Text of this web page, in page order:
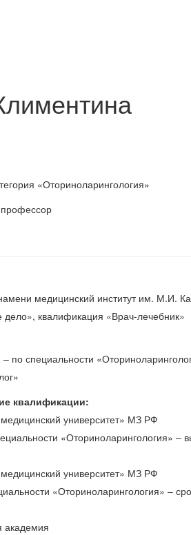
«Оториноларингология»
медицинский институт им. М.И.
квалификация «Врач-лечебник»
по специальности
квалификации:
университет» МЗ РФ
«Оториноларингология» –
университет» МЗ РФ
«Оториноларингология» –
академия